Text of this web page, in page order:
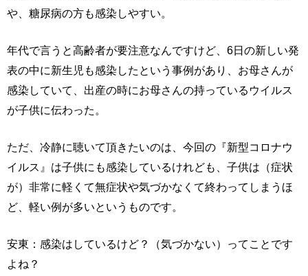
や、糖尿病の方も感染しやすい。
年代で言うと高齢者が要注意なんですけど、6日の新しい発
表の中に新生児も感染したという事例があり、お母さんが
感染していて、出産の時にお母さんの持っているウイルス
が子供に伝わった。
ただ、冷静に聴いて頂きたいのは、今回の『新型コロナウ
イルス』は子供にも感染しているけれども、子供は（症状
が）非常に軽くて無症状や気づかなくて終わってしまうほ
ど、軽い例が多いというものです。
安東：感染はしているけど？（気づかない）ってことです
よね？